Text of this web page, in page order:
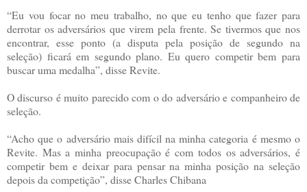
“Eu vou focar no meu trabalho, no que eu tenho que fazer para
derrotar os adversários que virem pela frente. Se tivermos que nos
encontrar, esse ponto (a disputa pela posição de segundo na
seleção) ficará em segundo plano. Eu quero competir bem para
buscar uma medalha”, disse Revite.
O discurso é muito parecido com o do adversário e companheiro de
seleção.
“Acho que o adversário mais difícil na minha categoria é mesmo o
Revite. Mas a minha preocupação é com todos os adversários, é
competir bem e deixar para pensar na minha posição na seleção
depois da competição”, disse Charles Chibana